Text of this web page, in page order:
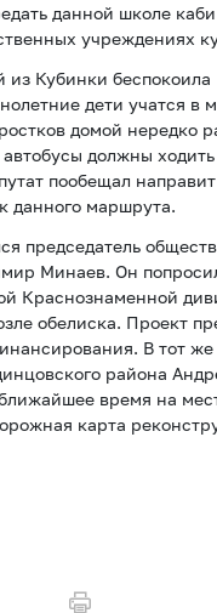
данной школе
учреждениях
Кубинки
дети учатся в
домой нередко
должны
пообещал
данного маршрута.
председатель
Минаев. Он
Краснознаменной
обелиска. Проект
В тот
района
время на
карта